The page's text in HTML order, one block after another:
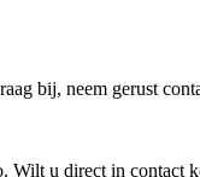
bij, neem gerust
Wilt u direct in contact